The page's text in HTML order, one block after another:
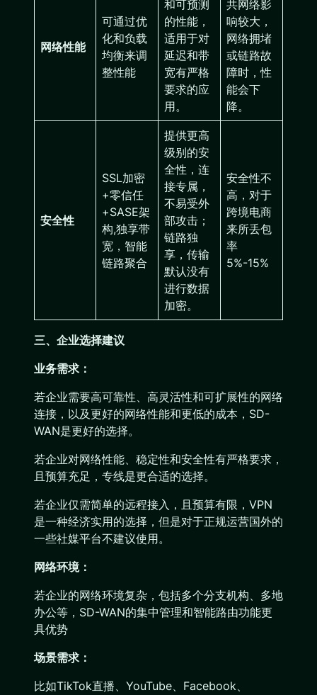
网络性能
可通过优
化和负载
均衡来调
整性能
和可预测
的性能，
适用于对
延迟和带
宽有严格
要求的应
用。
共网络影
响较大，
网络拥堵
或链路故
障时，性
能会下
降。
安全性
SSL加密
+零信任
+SASE架
构,独享带
宽，智能
链路聚合
提供更高
级别的安
全性，连
接专属，
不易受外
部攻击；
链路独
享，传输
默认没有
进行数据
加密。
安全性不
高，对于
跨境电商
来所丢包
率
5%-15%
三、企业选择建议
业务需求：
若企业需要高可靠性、高灵活性和可扩展性的网络
连接，以及更好的网络性能和更低的成本，SD-
WAN是更好的选择。
若企业对网络性能、稳定性和安全性有严格要求，
且预算充足，专线是更合适的选择。
若企业仅需简单的远程接入，且预算有限，VPN
是一种经济实用的选择，但是对于正规运营国外的
一些社媒平台不建议使用。
网络环境：
若企业的网络环境复杂，包括多个分支机构、多地
办公等，SD-WAN的集中管理和智能路由功能更
具优势
场景需求：
比如TikTok直播、YouTube、Facebook、